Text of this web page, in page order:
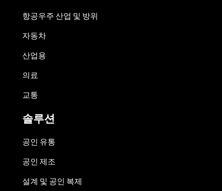
항공우주 산업 및 방위
자동차
산업용
의료
교통
솔루션
공인 유통
공인 제조
설계 및 공인 복제